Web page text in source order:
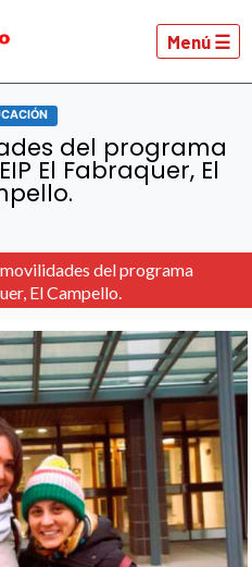
Menú ☰
del programa
El Fabraquer, El
del programa
El Campello.